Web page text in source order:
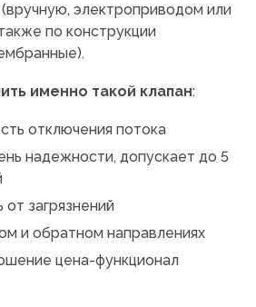
электроприводом или
по конструкции
именно такой клапан:
отключения потока
надежности, допускает до 5
загрязнений
и обратном направлениях
цена-функционал